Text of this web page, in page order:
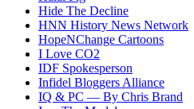
Hide The Decline
HNN History News Network
HopeNChange Cartoons
I Love CO2
IDF Spokesperson
Infidel Bloggers Alliance
IQ & PC — By Chris Brand